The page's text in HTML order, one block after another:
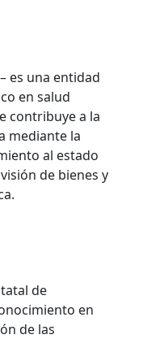
es una entidad
en salud
contribuye a la
mediante la
al estado
de bienes y
de
en
de las